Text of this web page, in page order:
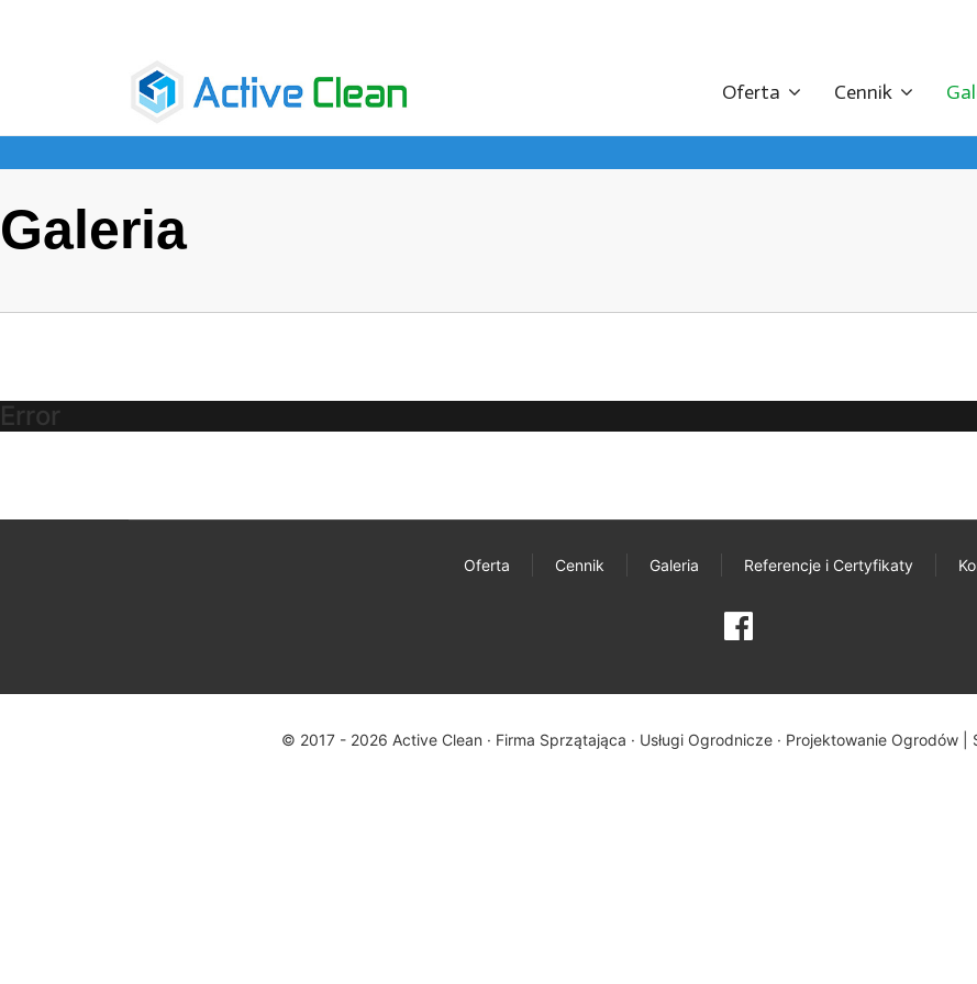
Oferta Cennik
Galeria
Error
Oferta Cennik Galeria Referencje i Certyfikaty
© 2017 - 2026 Active Clean · Firma Sprzątająca · Usługi Ogrodnicze · Projektowanie Ogrodów |